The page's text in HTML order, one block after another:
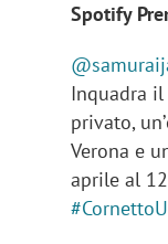
Spotify
Inquadra
privato,
Verona e
aprile al
food:
«La